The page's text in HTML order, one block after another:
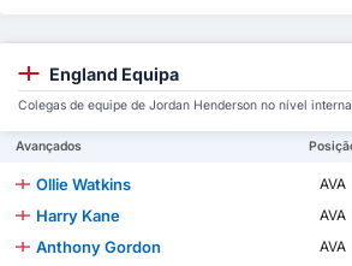
England Equipa
Colegas de equipe de Jordan Henderson no nível
Avançados
Ollie Watkins AVA
Harry Kane
AVA
Anthony Gordon
AVA